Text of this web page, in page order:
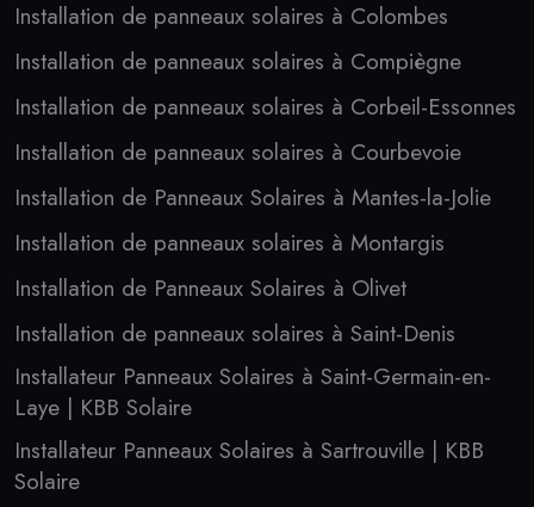
Installation de panneaux solaires à Colombes
Installation de panneaux solaires à Compiègne
Installation de panneaux solaires à Corbeil-Essonnes
Installation de panneaux solaires à Courbevoie
Installation de Panneaux Solaires à Mantes-la-Jolie
Installation de panneaux solaires à Montargis
Installation de Panneaux Solaires à Olivet
Installation de panneaux solaires à Saint-Denis
Installateur Panneaux Solaires à Saint-Germain-en-
Laye | KBB Solaire
Installateur Panneaux Solaires à Sartrouville | KBB
Solaire